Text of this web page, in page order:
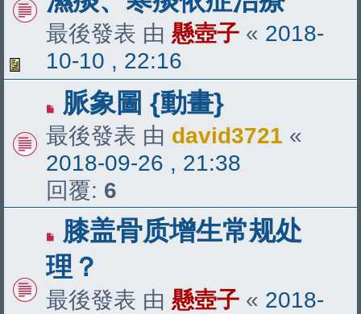
最後發表 由 懸壺子 « 2018-
10-10 , 22:16
脈象圖 {動畫}
最後發表 由 david3721 «
2018-09-26 , 21:38
回覆: 6
膝盖骨质增生常规处
理？
最後發表 由 懸壺子 « 2018-